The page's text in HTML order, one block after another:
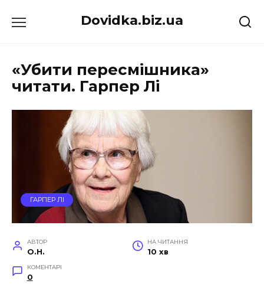
до
Dovidka.biz.ua
«Убити пересмішника»
читати. Гарпер Лі
ГАРПЕР ЛІ
АВТОР
O.H.
НА ЧИТАННЯ
10 хв
КОМЕНТАРІ
0